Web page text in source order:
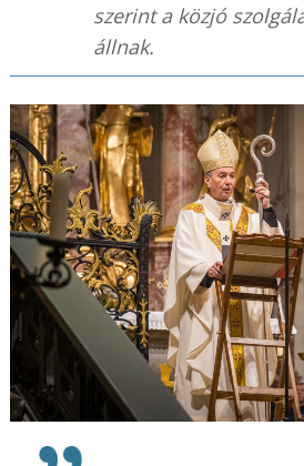
szerint a közjó
állnak.